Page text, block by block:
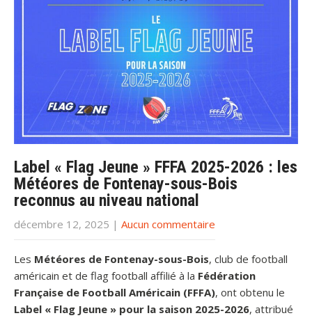
Label « Flag Jeune » FFFA 2025-2026 : les
Météores de Fontenay-sous-Bois
reconnus au niveau national
décembre 12, 2025 | Aucun commentaire
Les Météores de Fontenay-sous-Bois, club de football
américain et de flag football affilié à la Fédération
Française de Football Américain (FFFA), ont obtenu le
Label « Flag Jeune » pour la saison 2025-2026, attribué